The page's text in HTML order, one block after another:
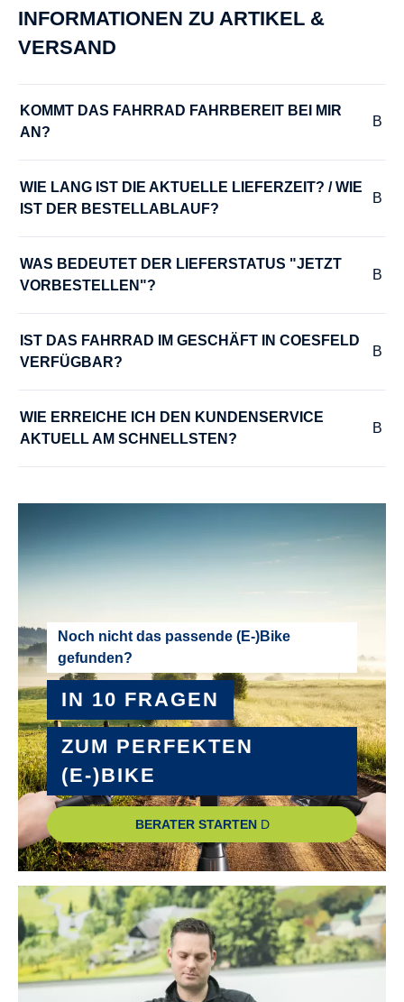
INFORMATIONEN ZU ARTIKEL &
VERSAND
KOMMT DAS FAHRRAD FAHRBEREIT BEI MIR
AN?
WIE LANG IST DIE AKTUELLE LIEFERZEIT? / WIE
IST DER BESTELLABLAUF?
WAS BEDEUTET DER LIEFERSTATUS "JETZT
VORBESTELLEN"?
IST DAS FAHRRAD IM GESCHÄFT IN COESFELD
VERFÜGBAR?
WIE ERREICHE ICH DEN KUNDENSERVICE
AKTUELL AM SCHNELLSTEN?
Noch nicht das passende (E-)Bike
gefunden?
IN 10 FRAGEN
ZUM PERFEKTEN
(E-)BIKE
BERATER STARTEN